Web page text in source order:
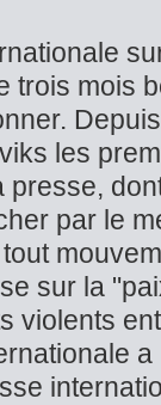
trois mois
les
par le
sur la
violents